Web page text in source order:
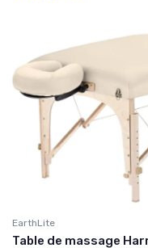
EarthLite
Table de massage